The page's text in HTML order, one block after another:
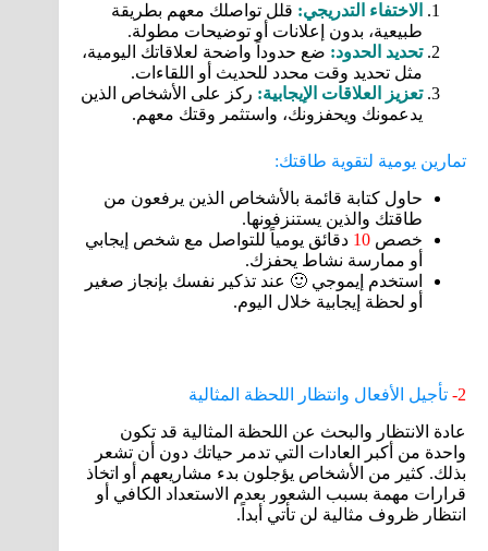
الاختفاء التدريجي: قلل تواصلك معهم بطريقة
طبيعية، بدون إعلانات أو توضيحات مطولة.
تحديد الحدود: ضع حدوداً واضحة لعلاقاتك اليومية،
مثل تحديد وقت محدد للحديث أو اللقاءات.
تعزيز العلاقات الإيجابية: ركز على الأشخاص الذين
يدعمونك ويحفزونك، واستثمر وقتك معهم.
تمارين يومية لتقوية طاقتك:
حاول كتابة قائمة بالأشخاص الذين يرفعون من
طاقتك والذين يستنزفونها.
خصص 10 دقائق يومياً للتواصل مع شخص إيجابي
أو ممارسة نشاط يحفزك.
استخدم إيموجي 🙂 عند تذكير نفسك بإنجاز صغير
أو لحظة إيجابية خلال اليوم.
2- تأجيل الأفعال وانتظار اللحظة المثالية
عادة الانتظار والبحث عن اللحظة المثالية قد تكون
واحدة من أكبر العادات التي تدمر حياتك دون أن تشعر
بذلك. كثير من الأشخاص يؤجلون بدء مشاريعهم أو اتخاذ
قرارات مهمة بسبب الشعور بعدم الاستعداد الكافي أو
انتظار ظروف مثالية لن تأتي أبداً.